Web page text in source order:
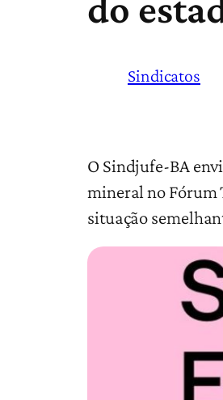
Sindicatos
O Sindjufe-BA
mineral no Fórum
situação